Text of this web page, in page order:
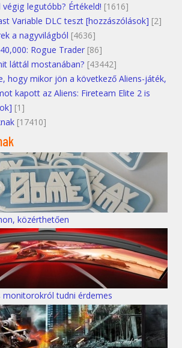
legutóbb? Értékeld! [1616]
Variable DLC teszt [hozzászólások] [2]
a nagyvilágból [4636]
Rogue Trader [86]
láttál mostanában? [43442]
hogy mikor jön a következő Aliens-játék,
kapott az Aliens: Fireteam Elite 2 is
[1]
[17410]
közérthetően
monitorokról tudni érdemes